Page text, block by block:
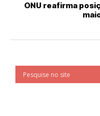
ONU reafirma